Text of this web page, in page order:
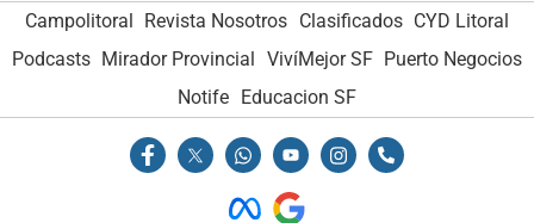
Campolitoral Revista Nosotros Clasificados CYD Litoral
Podcasts Mirador Provincial VivíMejor SF Puerto Negocios
Notife Educacion SF